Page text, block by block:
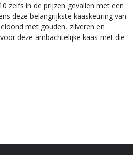
zelfs in de prijzen gevallen met een
deze belangrijkste kaaskeuring van
met gouden, zilveren en
deze ambachtelijke kaas met die